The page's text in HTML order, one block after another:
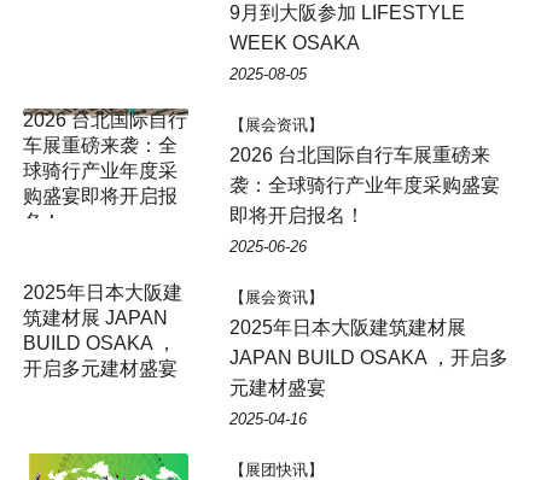
9月到大阪参加 LIFESTYLE
WEEK OSAKA
2025-08-05
【展会资讯】
2026 台北国际自行车展重磅来
袭：全球骑行产业年度采购盛宴
即将开启报名！
2025-06-26
【展会资讯】
2025年日本大阪建筑建材展
JAPAN BUILD OSAKA ，开启多
元建材盛宴
2025-04-16
【展团快讯】